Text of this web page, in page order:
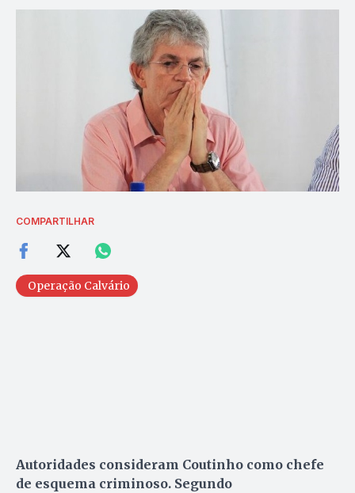
COMPARTILHAR
Operação Calvário
Autoridades consideram Coutinho como chefe
de esquema criminoso. Segundo